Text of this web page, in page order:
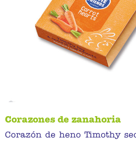
Corazones de zanahoria
Corazón de heno Timothy